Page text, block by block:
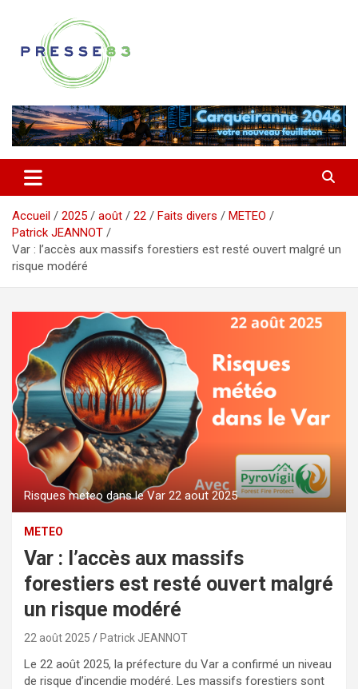
contenu
Presse 83
Accueil 2025 août 22 Faits divers
METEO
Patrick JEANNOT
Var : l’accès aux massifs forestiers est resté ouvert malgré un
risque modéré
Risques meteo dans le Var 22 aout 2025
METEO
Var : l’accès aux massifs
forestiers est resté ouvert malgré
un risque modéré
22 août 2025 Patrick JEANNOT
Le 22 août 2025, la préfecture du Var a confirmé un niveau
de risque d’incendie modéré. Les massifs forestiers sont